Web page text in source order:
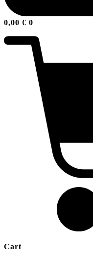
0,00 € 0
Cart